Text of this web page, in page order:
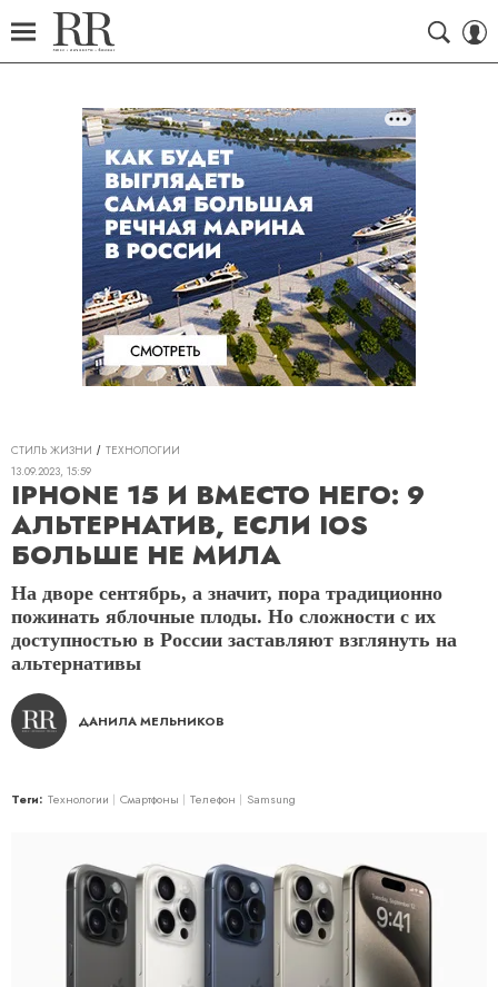
СТИЛЬ ЖИЗНИ
ТЕХНОЛОГИИ
13.09.2023, 15:59
IPHONE 15 И ВМЕСТО НЕГО: 9
АЛЬТЕРНАТИВ, ЕСЛИ IOS
БОЛЬШЕ НЕ МИЛА
На дворе сентябрь, а значит, пора традиционно
пожинать яблочные плоды. Но сложности с их
доступностью в России заставляют взглянуть на
альтернативы
ДАНИЛА МЕЛЬНИКОВ
Теги: Технологии Смартфоны Телефон Samsung